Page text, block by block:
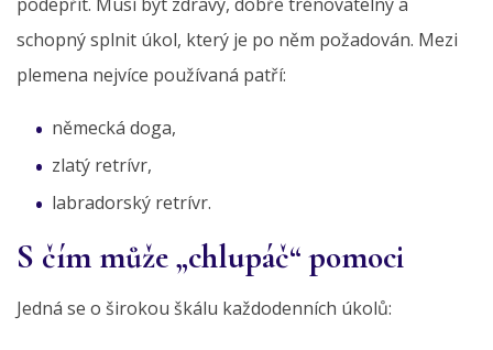
schopný splnit úkol, který je po něm požadován. Mezi
plemena nejvíce používaná patří:
německá doga,
zlatý retrívr,
labradorský retrívr.
S čím může „chlupáč“ pomoci
Jedná se o širokou škálu každodenních úkolů: